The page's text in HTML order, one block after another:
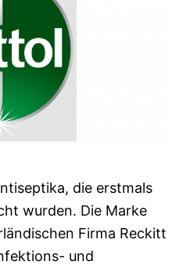
die erstmals
wurden. Die Marke
Firma Reckitt
und